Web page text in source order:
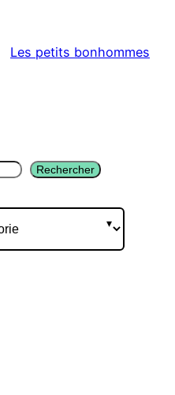
Les petits bonhommes
Rechercher